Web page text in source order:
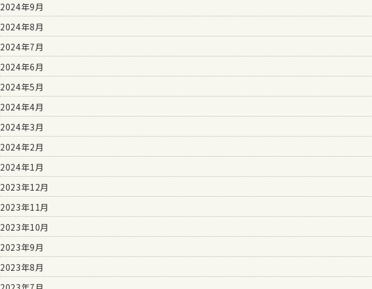
2024年9月
2024年8月
2024年7月
2024年6月
2024年5月
2024年4月
2024年3月
2024年2月
2024年1月
2023年12月
2023年11月
2023年10月
2023年9月
2023年8月